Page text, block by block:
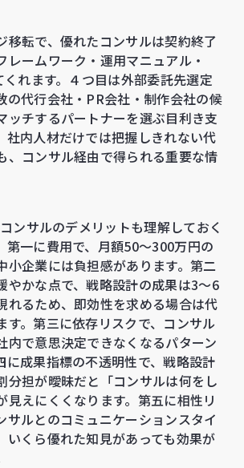
移転で、優れたコンサルは契約終了
レームワーク・運用マニュアル・
れます。４つ目は外部委託先選定
の代行会社・PR会社・制作会社の候
ッチするパートナーを選ぶ目利き支
社内人材だけでは把握しきれない代
、コンサル経由で得られる重要な情
ンサルのデメリットも理解しておく
第一に費用で、月額50〜300万円の
小企業には負担感があります。第二
やかな点で、戦略設計の成果は3〜6
れるため、即効性を求める場合は代
す。第三に依存リスクで、コンサル
内で意思決定できなくなるパターン
に成果指標の不透明性で、戦略設計
分担が曖昧だと「コンサルは何をし
見えにくくなります。第五に相性リ
サルとのコミュニケーションスタイ
いくら優れた知見があっても効果が